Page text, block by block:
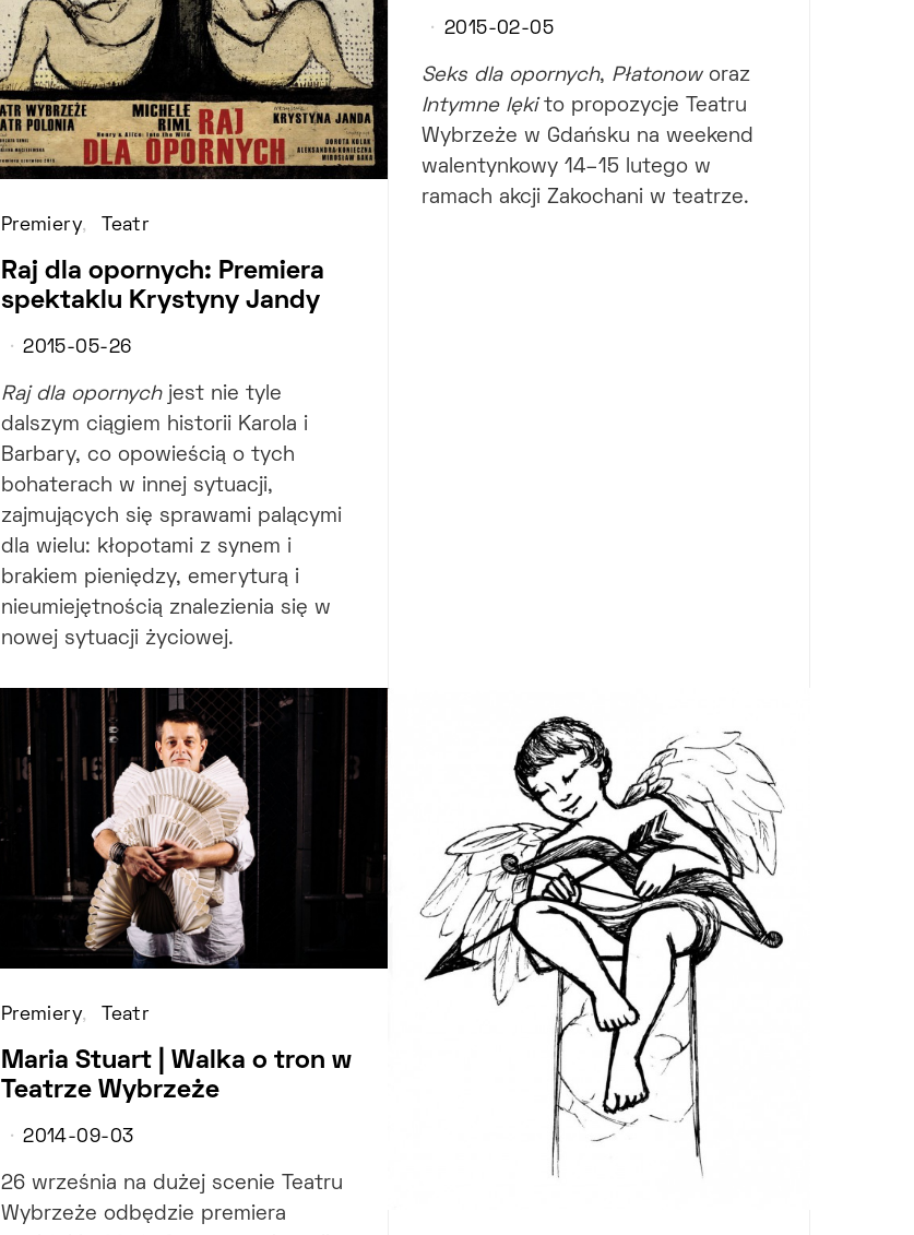
Premiery Teatr
Raj dla opornych: Premiera
spektaklu Krystyny Jandy
2015-05-26
Raj dla opornychjest nie tyle
dalszym ciągiem historii Karola i
Barbary, co opowieścią o tych
bohaterach w innej sytuacji,
zajmujących się sprawami palącymi
dla wielu: kłopotami z synem i
brakiem pieniędzy, emeryturą i
nieumiejętnością znalezienia się w
nowej sytuacji życiowej.
2015-02-05
Seks dla opornych, Płatonoworaz
Intymne lękito propozycje Teatru
Wybrzeże w Gdańsku na weekend
walentynkowy 14–15 lutego w
ramach akcji Zakochani w teatrze.
Premiery Teatr
Maria Stuart | Walka o tron w
Teatrze Wybrzeże
2014-09-03
26 września na dużej scenie Teatru
Wybrzeże odbędzie premiera